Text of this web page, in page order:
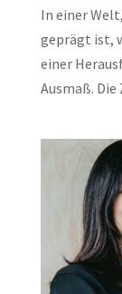
In einer
geprägt ist,
einer
Ausmaß. Die